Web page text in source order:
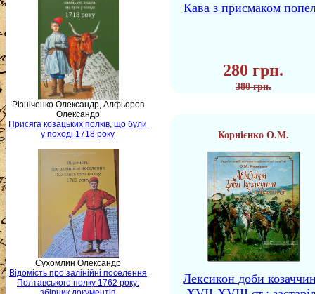
Різніченко Олександр, Алфьоров
Олександр
Присяга козацьких полків, що були
у поході 1718 року
Сухомлин Олександр
Відомість про залінійні поселення
Полтавського полку 1762 року:
Кава з присмаком
280 грн.
380 грн.
Корнієнко О.М.
Лексикон доби